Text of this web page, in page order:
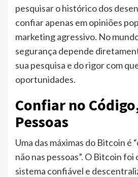
pesquisar o histórico dos
confiar apenas em opiniões
marketing agressivo. No
segurança depende
sua pesquisa e do rigor com
oportunidades.
Confiar no
Pessoas
Uma das máximas do Bitcoin é
não nas pessoas”. O Bitcoin
sistema confiável e